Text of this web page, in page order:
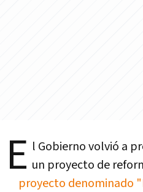
E l Gobierno volvió a
un proyecto de
proyecto denominado